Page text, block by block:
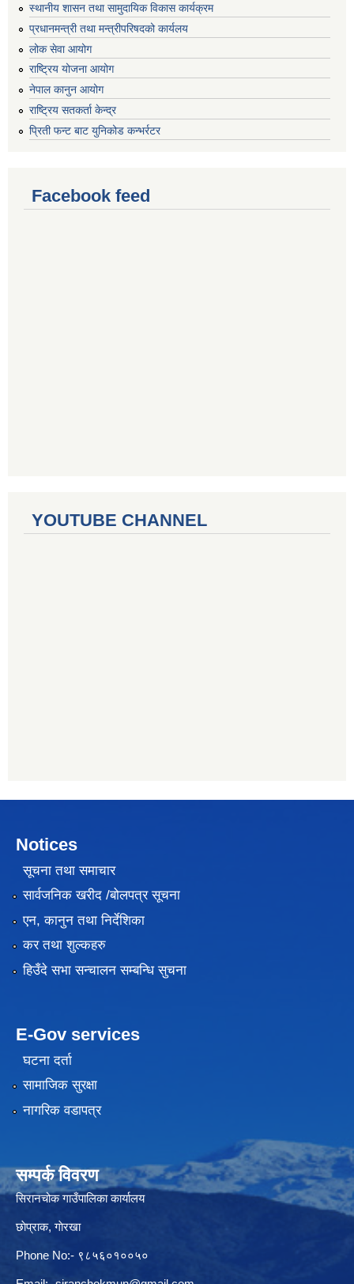
स्थानीय शासन तथा सामुदायिक विकास कार्यक्रम
प्रधानमन्त्री तथा मन्त्रीपरिषदको कार्यलय
लोक सेवा आयोग
राष्ट्रिय योजना आयोग
नेपाल कानुन आयोग
राष्ट्रिय सतकर्ता केन्द्र
प्रिती फन्ट बाट युनिकोड कन्भर्रटर
Facebook feed
YOUTUBE CHANNEL
Notices
सूचना तथा समाचार
सार्वजनिक खरीद /बोलपत्र सूचना
एन, कानुन तथा निर्देशिका
कर तथा शुल्कहरु
हिउँदे सभा सन्चालन सम्बन्धि सुचना
E-Gov services
घटना दर्ता
सामाजिक सुरक्षा
नागरिक वडापत्र
सम्पर्क विवरण
सिरानचोक गाउँपालिका कार्यालय
छाेप्राक, गाेरखा
Phone No:- ९८५६०१००५०